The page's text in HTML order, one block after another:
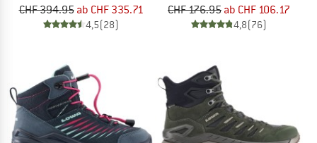
CHF 394.95 ab CHF 335.71
4,5(28)
CHF 176.95 ab CHF 106.17
4,8(76)